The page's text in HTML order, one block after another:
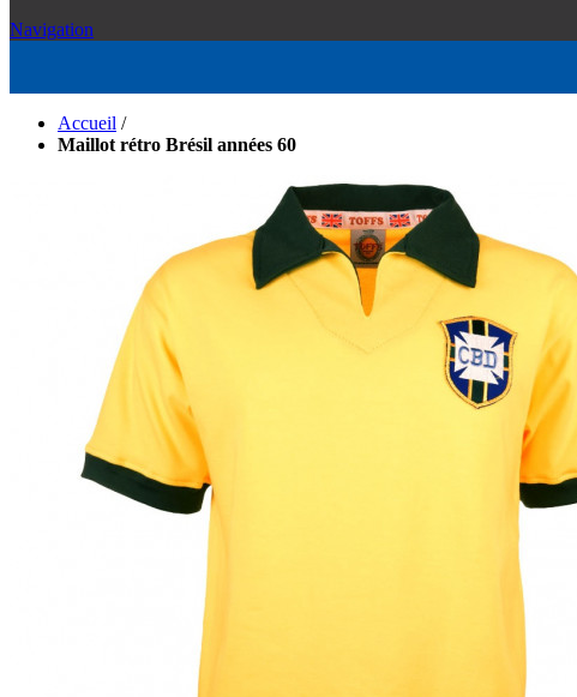
Navigation
Accueil /
Maillot rétro Brésil années 60